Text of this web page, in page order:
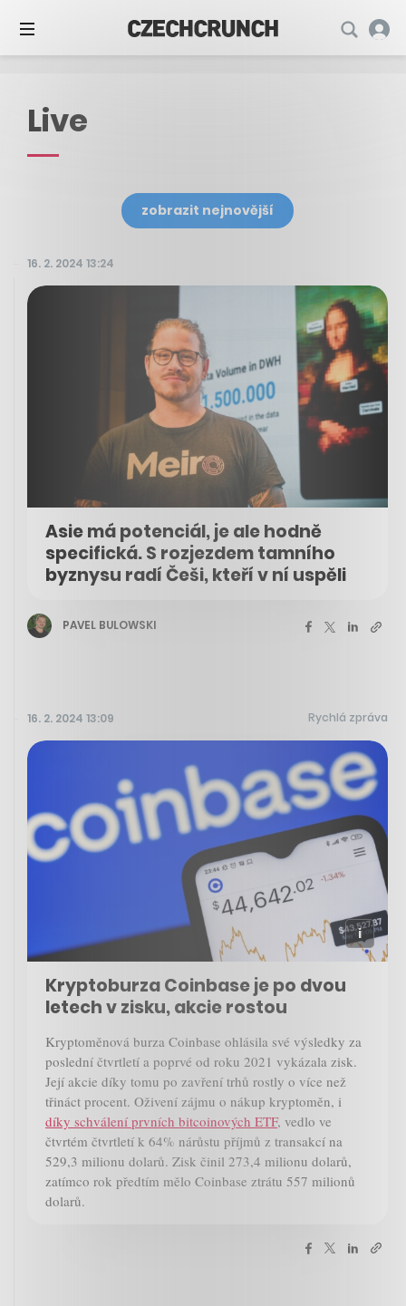
Live
zobrazit nejnovější
16. 2. 2024 13:24
Asie má potenciál, je ale hodně
specifická. S rozjezdem tamního
byznysu radí Češi, kteří v ní uspěli
PAVEL BULOWSKI
16. 2. 2024 13:09 Rychlá zpráva
Kryptoburza Coinbase je po dvou
letech v zisku, akcie rostou
Kryptoměnová burza Coinbase ohlásila své výsledky za
poslední čtvrtletí a poprvé od roku 2021 vykázala zisk.
Její akcie díky tomu po zavření trhů rostly o více než
třináct procent. Oživení zájmu o nákup kryptoměn, i
díky schválení prvních bitcoinových ETF, vedlo ve
čtvrtém čtvrtletí k 64% nárůstu příjmů z transakcí na
529,3 milionu dolarů. Zisk činil 273,4 milionu dolarů,
zatímco rok předtím mělo Coinbase ztrátu 557 milionů
dolarů.